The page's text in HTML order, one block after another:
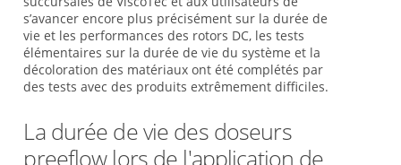
s’avancer encore plus précisément sur la durée de
vie et les performances des rotors DC, les tests
élémentaires sur la durée de vie du système et la
décoloration des matériaux ont été complétés par
des tests avec des produits extrêmement difficiles.
La durée de vie des doseurs
preeflow lors de l'application de